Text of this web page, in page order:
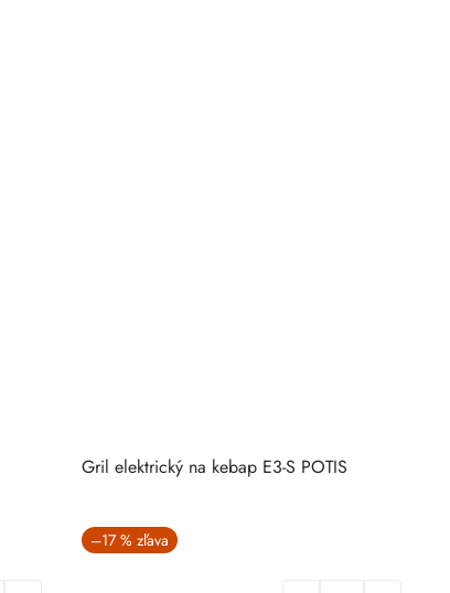
Gril elektrický na kebap E3-S POTIS
–17 %